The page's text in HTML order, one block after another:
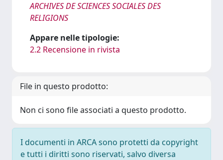
ARCHIVES DE SCIENCES SOCIALES DES
RELIGIONS
Appare nelle tipologie:
2.2 Recensione in rivista
File in questo prodotto:
Non ci sono file associati a questo prodotto.
I documenti in ARCA sono protetti da copyright
e tutti i diritti sono riservati, salvo diversa